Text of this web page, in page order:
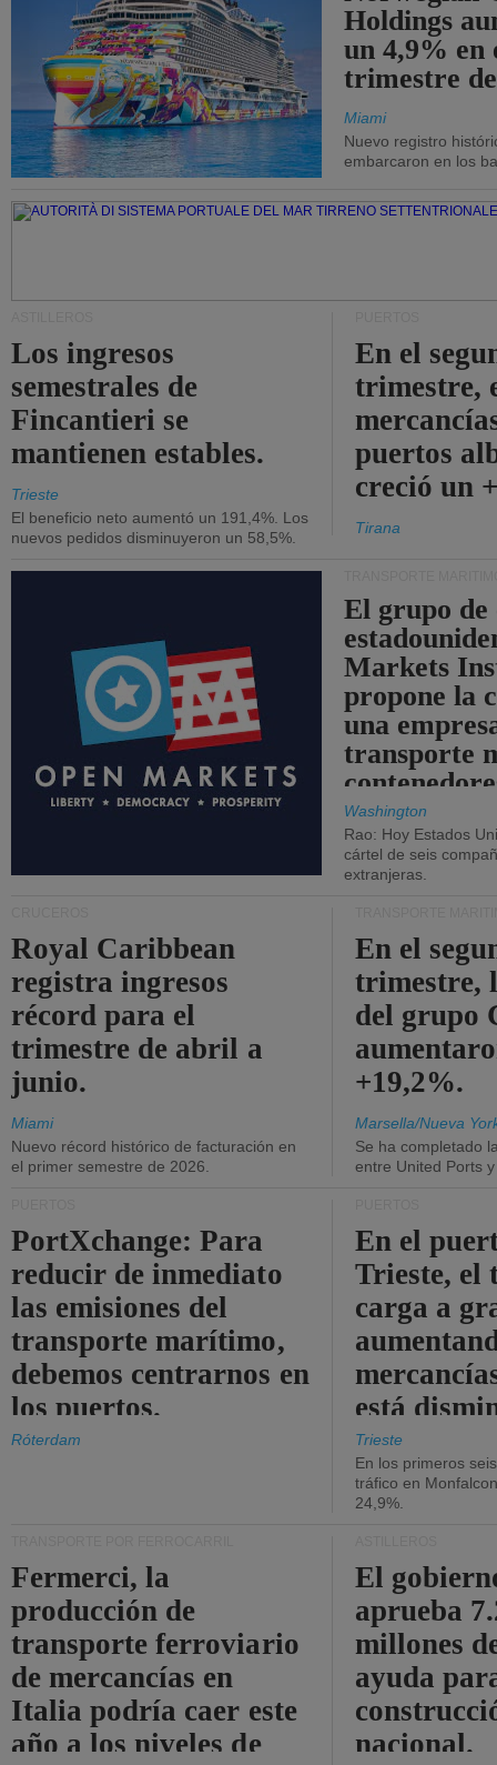
Holdings
un 4,9% en
trimestre
Miami
Nuevo registro
embarcaron en los
Los ingresos
semestrales de
Fincantieri se
mantienen estables.
Trieste
El beneficio neto aumentó un 191,4%. Los
nuevos pedidos disminuyeron un 58,5%.
En el
trimestre,
puertos
creció un
Tirana
El grupo de
Markets
propone la
una
transporte
Washington
Rao: Hoy Estados
cártel de seis
extranjeras.
Royal Caribbean
registra ingresos
récord para el
trimestre de abril a
junio.
Miami
Nuevo récord histórico de facturación en
el primer semestre de 2026.
En el
trimestre,
del grupo
+19,2%.
Marsella/Nueva
Se ha completado
entre United Ports
PortXchange: Para
reducir de inmediato
las emisiones del
transporte marítimo,
debemos centrarnos en
los puertos.
Róterdam
En el
Trieste, el
carga a
está
Trieste
En los primeros
tráfico en
24,9%.
Fermerci, la
producción de
transporte ferroviario
de mercancías en
Italia podría caer este
año a los niveles de
El
aprueba
millones
ayuda
nacional.